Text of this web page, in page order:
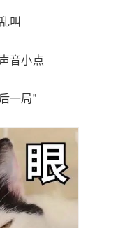
叫
音小点
一局”